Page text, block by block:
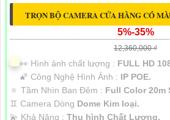
TRỌN BỘ CAMERA CỬA HÀNG CÓ
5%-35%
12,360,000 ₫
️👀 Hình ảnh chất lượng : FULL HD
🌠 Công Nghệ Hình Ảnh : IP POE.
🔅 Tầm Nhìn Ban Đêm : Full Color 20m
♊ Camera Dòng Dome Kim loại.
️💫 Khả Năng : Thu hình Chất Lượng.